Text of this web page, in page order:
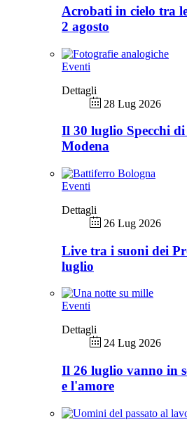
Acrobati in cielo tra
2 agosto
Eventi
Dettagli
28 Lug 2026
Il 30 luglio Specchi
Modena
Eventi
Dettagli
26 Lug 2026
Live tra i suoni dei
luglio
Eventi
Dettagli
24 Lug 2026
Il 26 luglio vanno in
e l'amore